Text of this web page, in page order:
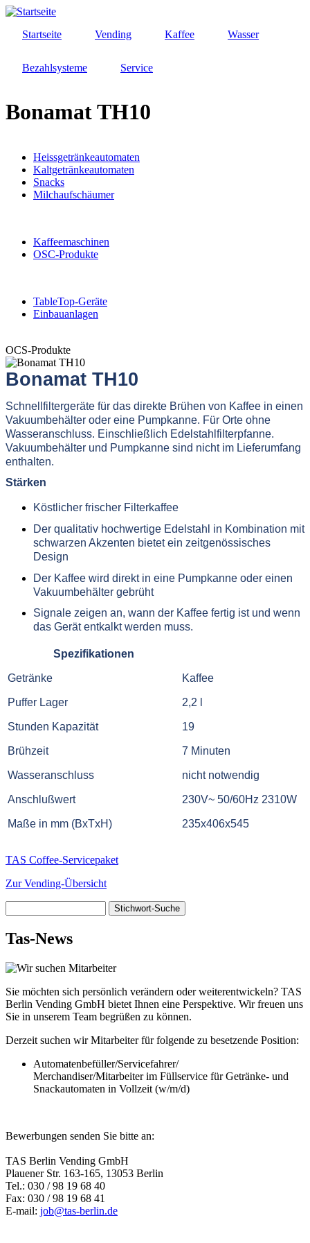
Direkt
InhaltStartseite Vending Kaffee Wasser
Bezahlsysteme Service
Bonamat TH10
Heissgetränkeautomaten
Kaltgetränkeautomaten
Snacks
Milchaufschäumer
Kaffeemaschinen
OSC-Produkte
TableTop-Geräte
Einbauanlagen
OCS-Produkte
Bonamat TH10
Schnellfiltergeräte für das direkte Brühen von Kaffee in einen
Vakuumbehälter oder eine Pumpkanne. Für Orte ohne
Wasseranschluss. Einschließlich Edelstahlfilterpfanne.
Vakuumbehälter und Pumpkanne sind nicht im Lieferumfang
enthalten.
Stärken
Köstlicher frischer Filterkaffee
Der qualitativ hochwertige Edelstahl in Kombination mit
schwarzen Akzenten bietet ein zeitgenössisches
Design
Der Kaffee wird direkt in eine Pumpkanne oder einen
Vakuumbehälter gebrüht
Signale zeigen an, wann der Kaffee fertig ist und wenn
das Gerät entkalkt werden muss.
Spezifikationen
Getränke Kaffee
Puffer Lager 2,2 l
Stunden Kapazität 19
Brühzeit 7 Minuten
Wasseranschluss nicht notwendig
Anschlußwert 230V~ 50/60Hz 2310W
Maße in mm (BxTxH) 235x406x545
TAS Coffee-Servicepaket
Zur Vending-Übersicht
Suche
Tas-News
Sie möchten sich persönlich verändern oder weiterentwickeln? TAS
Berlin Vending GmbH bietet Ihnen eine Perspektive. Wir freuen uns
Sie in unserem Team begrüßen zu können.
Derzeit suchen wir Mitarbeiter für folgende zu besetzende Position:
Automatenbefüller/Servicefahrer/
Merchandiser/Mitarbeiter im Füllservice für Getränke- und
Snackautomaten in Vollzeit (w/m/d)
Bewerbungen senden Sie bitte an:
TAS Berlin Vending GmbH
Plauener Str. 163-165, 13053 Berlin
Tel.: 030 / 98 19 68 40
Fax: 030 / 98 19 68 41
E-mail: job@tas-berlin.de